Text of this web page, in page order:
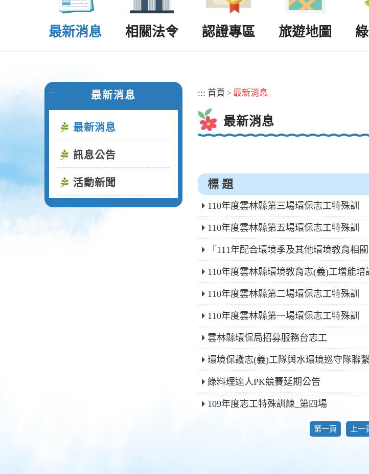
最新消息 相關法令 認證專區 旅遊地圖
::: 最新消息
最新消息
訊息公告
活動新聞
::: 首頁 > 最新消息
最新消息
標 題
110年度雲林縣第三場環保志工特殊訓
110年度雲林縣第五場環保志工特殊訓
「111年配合環境季及其他環境教育相
110年度雲林縣環境教育志(義)工增能培
110年度雲林縣第二場環保志工特殊訓
110年度雲林縣第一場環保志工特殊訓
雲林縣環保局招募服務台志工
環境保護志(義)工隊與水環境巡守隊聯
綠料理達人PK競賽延期公告
109年度志工特殊訓練_第四場
第一頁 上一